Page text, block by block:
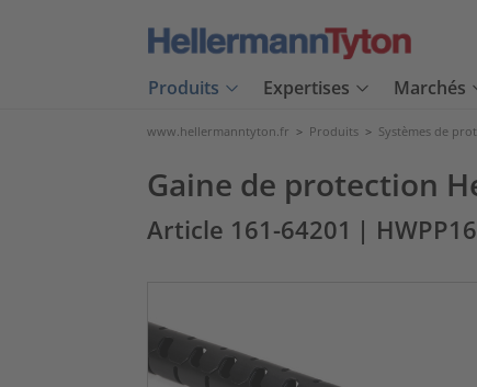
Produits Expertises Marchés
www.hellermanntyton.fr > Produits > Systèmes de
Gaine de protection
Article 161-64201 |